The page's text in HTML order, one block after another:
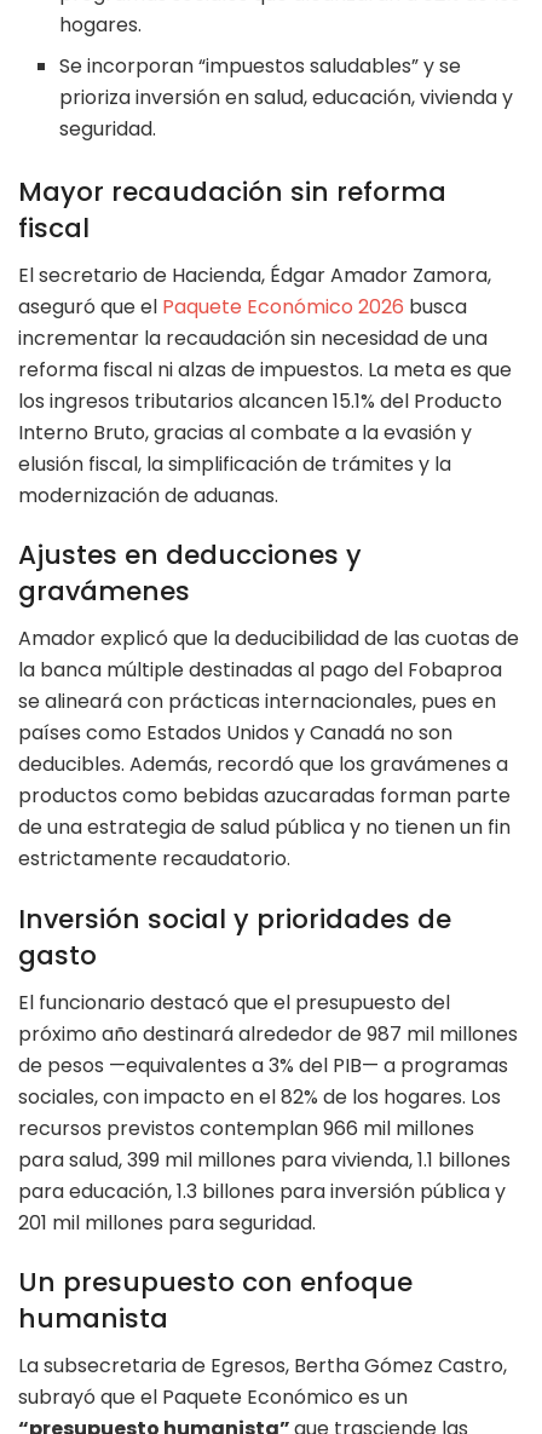
hogares.
Se incorporan “impuestos saludables” y se
prioriza inversión en salud, educación, vivienda y
seguridad.
Mayor recaudación sin reforma
fiscal
El secretario de Hacienda, Édgar Amador Zamora,
aseguró que el Paquete Económico 2026 busca
incrementar la recaudación sin necesidad de una
reforma fiscal ni alzas de impuestos. La meta es que
los ingresos tributarios alcancen 15.1% del Producto
Interno Bruto, gracias al combate a la evasión y
elusión fiscal, la simplificación de trámites y la
modernización de aduanas.
Ajustes en deducciones y
gravámenes
Amador explicó que la deducibilidad de las cuotas de
la banca múltiple destinadas al pago del Fobaproa
se alineará con prácticas internacionales, pues en
países como Estados Unidos y Canadá no son
deducibles. Además, recordó que los gravámenes a
productos como bebidas azucaradas forman parte
de una estrategia de salud pública y no tienen un fin
estrictamente recaudatorio.
Inversión social y prioridades de
gasto
El funcionario destacó que el presupuesto del
próximo año destinará alrededor de 987 mil millones
de pesos —equivalentes a 3% del PIB— a programas
sociales, con impacto en el 82% de los hogares. Los
recursos previstos contemplan 966 mil millones
para salud, 399 mil millones para vivienda, 1.1 billones
para educación, 1.3 billones para inversión pública y
201 mil millones para seguridad.
Un presupuesto con enfoque
humanista
La subsecretaria de Egresos, Bertha Gómez Castro,
subrayó que el Paquete Económico es un